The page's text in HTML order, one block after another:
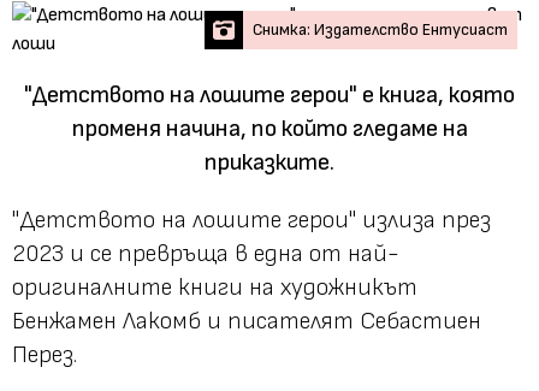
Снимка: Издателство Ентусиаст
"Детството на лошите герои" е книга, която
променя начина, по който гледаме на
приказките.
"Детството на лошите герои" излиза през
2023 и се превръща в една от най-
оригиналните книги на художникът
Бенжамен Лакомб и писателят Себастиен
Перез.